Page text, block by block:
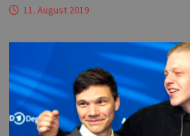
11. August 2019